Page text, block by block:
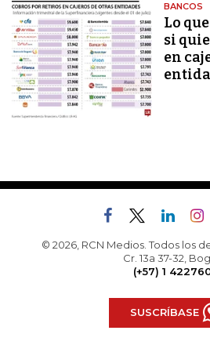
BANCOS
Lo
si
en
© 2026, RCN Medios. Todos los
Cr. 13a 37-32,
(+57) 1
SUSCRÍBASE